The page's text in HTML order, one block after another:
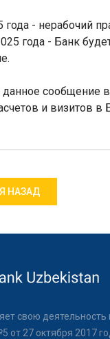
года - нерабочий
года - Банк
сообщение
и визитов в
НАЗАД
свою деятельность
от 27 октября 2017